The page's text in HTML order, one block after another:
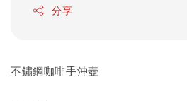
分享
不鏽鋼咖啡手沖壺